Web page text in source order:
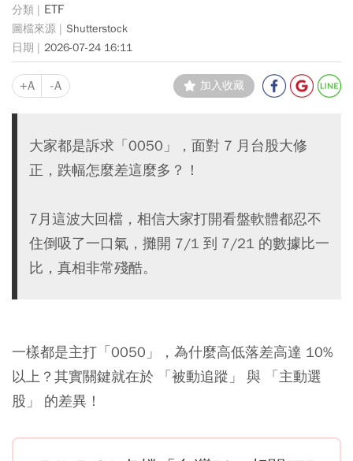
ETF
Shutterstock
2026-07-24 16:11
+A -A 加入收藏
大家都是訴求「0050」，面對 7 月台股大修
正，跌幅怎麼差這麼多？！
7月這波大回檔，相信大家打開看盤軟體都忍不
住倒吸了一口氣，攤開 7/1 到 7/21 的數據比一
比，真相非常殘酷。
一樣都是主打「0050」，為什麼高低落差高達 10%
以上？其實關鍵就在於 「被動追蹤」 與 「主動選
股」 的差異！